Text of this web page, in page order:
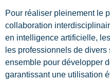
Pour réaliser pleinement le
collaboration
en intelligence artificielle,
les professionnels de
ensemble pour développer
garantissant une utilisation